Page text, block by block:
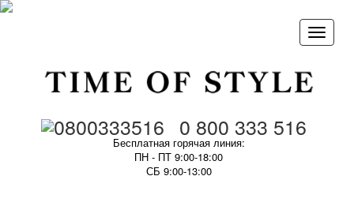
0 800 333 516
Бесплатная горячая линия:
ПН - ПТ 9:00-18:00
СБ 9:00-13:00